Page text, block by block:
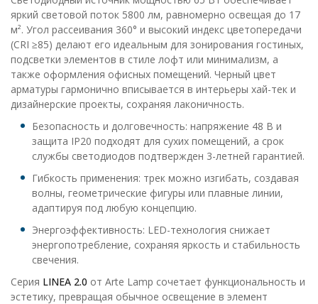
яркий световой поток 5800 лм, равномерно освещая до 17
м². Угол рассеивания 360° и высокий индекс цветопередачи
(CRI ≥85) делают его идеальным для зонирования гостиных,
подсветки элементов в стиле лофт или минимализм, а
также оформления офисных помещений. Черный цвет
арматуры гармонично вписывается в интерьеры хай-тек и
дизайнерские проекты, сохраняя лаконичность.
Безопасность и долговечность: напряжение 48 В и
защита IP20 подходят для сухих помещений, а срок
службы светодиодов подтвержден 3-летней гарантией.
Гибкость применения: трек можно изгибать, создавая
волны, геометрические фигуры или плавные линии,
адаптируя под любую концепцию.
Энергоэффективность: LED-технология снижает
энергопотребление, сохраняя яркость и стабильность
свечения.
Серия LINEA 2.0 от Arte Lamp сочетает функциональность и
эстетику, превращая обычное освещение в элемент